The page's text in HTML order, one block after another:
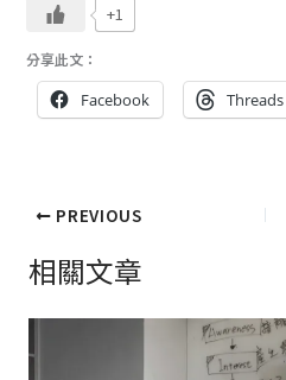
+1
分享此文：
Facebook Threads
PREVIOUS
相關文章